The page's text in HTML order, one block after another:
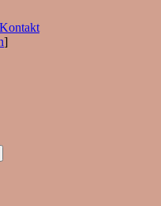
Kontakt
]